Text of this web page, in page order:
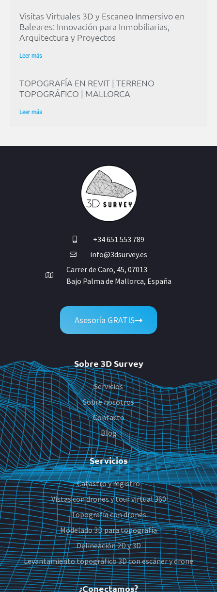
Visitas Virtuales 3D y Escaneo Inmersivo en
Baleares: Innovación para Inmobiliarias,
Arquitectura y Proyectos
Leer más
TOPOGRAFÍA EN REVIT | TERRENO
TOPOGRÁFICO | MALLORCA
Leer más
+34 651 553 789
info@3dsurvey.es
Carrer de Caro, 45, 07013
Bajo Palma de Mallorca, España
Asesoría GRATIS
Sobre 3D Survey
Servicios
Sobre nosotros
Contacto
Blog
Servicios
Catastro y registro
Vistas con drones y tour virtual 360
Topografía con drones
Modelado 3D para topografía
Delineación 2D y 3D
Levantamiento topográfico 3D con escáner y drone
¿Conectamos?